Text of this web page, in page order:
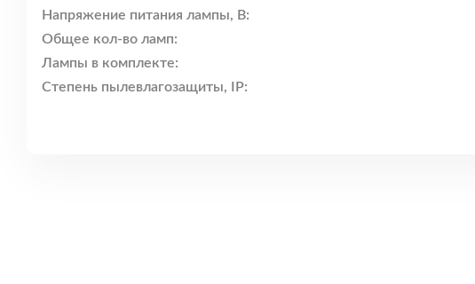
Напряжение питания лампы, В:
Общее кол-во ламп:
Лампы в комплекте:
Степень пылевлагозащиты, IP: